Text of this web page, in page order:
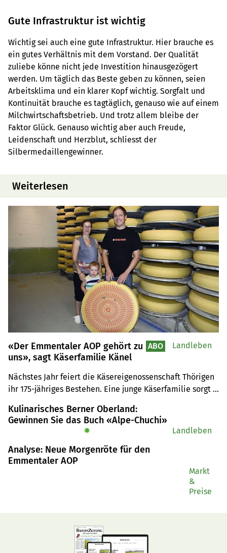
Gute Infrastruktur ist wichtig
Wichtig sei auch eine gute Infrastruktur. Hier brauche es
ein gutes Verhältnis mit dem Vorstand. Der Qualität
zuliebe könne nicht jede Investition hinausgezögert
werden. Um täglich das Beste geben zu können, seien
Arbeitsklima und ein klarer Kopf wichtig. Sorgfalt und
Kontinuität brauche es tagtäglich, genauso wie auf einem
Milchwirtschaftsbetrieb. Und trotz allem bleibe der
Faktor Glück. Genauso wichtig aber auch Freude,
Leidenschaft und Herzblut, schliesst der
Silbermedaillengewinner.
Weiterlesen
«Der Emmentaler AOP gehört zu
uns», sagt Käserfamilie Känel
Nächstes Jahr feiert die Käsereigenossenschaft Thörigen
ihr 175-jähriges Bestehen. Eine junge Käserfamilie sorgt
ABO Landleben
Kulinarisches Berner Oberland:
Gewinnen Sie das Buch «Alpe-Chuchi»
✹ Landleben
Analyse: Neue Morgenröte für den
Emmentaler AOP
Markt
&
Preise